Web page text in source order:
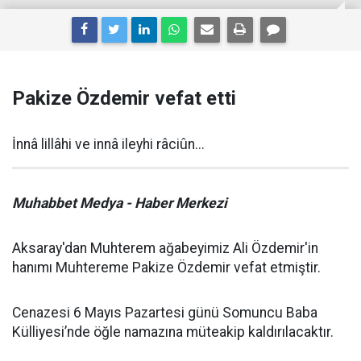
Pakize Özdemir vefat etti
İnnâ lillâhi ve innâ ileyhi râciûn...
Muhabbet Medya - Haber Merkezi
Aksaray'dan Muhterem ağabeyimiz Ali Özdemir'in
hanımı Muhtereme Pakize Özdemir vefat etmiştir.
Cenazesi 6 Mayıs Pazartesi günü Somuncu Baba
Külliyesi’nde öğle namazına müteakip kaldırılacaktır.